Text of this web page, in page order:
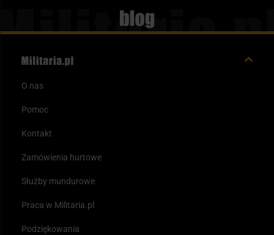
Blog
O nas
Pomoc
Kontakt
Zamówienia hurtowe
Służby mundurowe
Praca w Militaria.pl
Podziękowania